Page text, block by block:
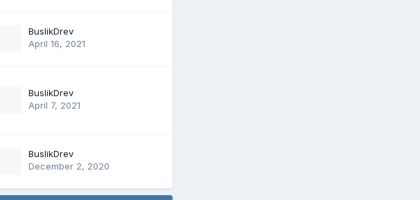
BuslikDrev
April 16, 2021
BuslikDrev
April 7, 2021
BuslikDrev
December 2, 2020